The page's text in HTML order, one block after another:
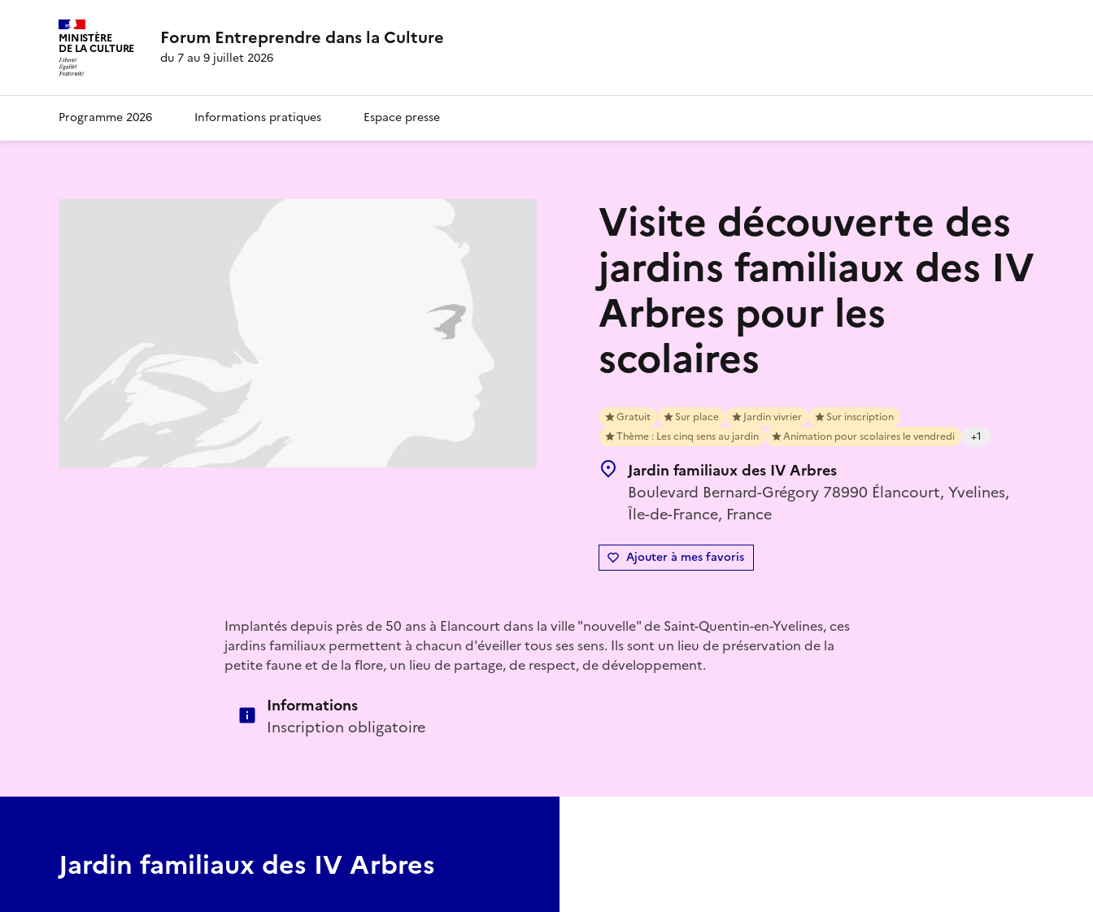
MINISTÈRE
DE LA CULTURE Forum Entreprendre dans la Culture
du 7 au 9 juillet 2026
Programme 2026 Informations pratiques Espace presse
Visite découverte des
jardins familiaux des IV
Arbres pour les
scolaires
Gratuit Sur place Jardin vivrier
Sur inscription
Thème : Les cinq sens au jardin
Animation pour scolaires le vendredi +1
Jardin familiaux des IV Arbres
Boulevard Bernard-Grégory 78990 Élancourt, Yvelines,
Île-de-France, France
Ajouter à mes favoris
Implantés depuis près de 50 ans à Elancourt dans la ville "nouvelle" de Saint-Quentin-en-Yvelines, ces
jardins familiaux permettent à chacun d'éveiller tous ses sens. Ils sont un lieu de préservation de la
petite faune et de la flore, un lieu de partage, de respect, de développement.
Informations
Inscription obligatoire
Jardin familiaux des IV Arbres